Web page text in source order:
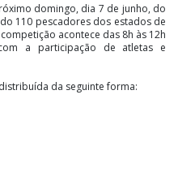
domingo, dia 7 de junho, do
110 pescadores dos estados de
acontece das 8h às 12h
a participação de atletas e
da seguinte forma: